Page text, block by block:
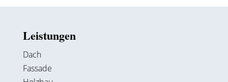
Leistungen
Dach
Fassade